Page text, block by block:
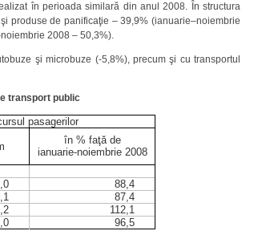
în perioada similară din anul 2008. În structura
produse de panificaţie – 39,9% (ianuarie–noiembrie
2008 – 50,3%).
şi microbuze (-5,8%), precum şi cu transportul
transport public
pasagerilor
în % faţă de
ianuarie-noiembrie 2008
88,4
87,4
112,1
96,5